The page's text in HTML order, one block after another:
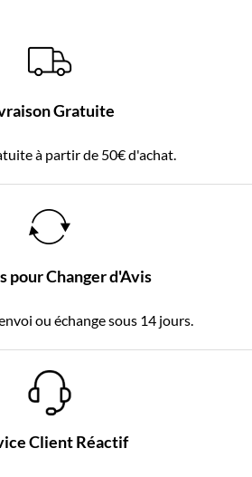
Gratuite
à partir de 50€ d'achat.
pour Changer d'Avis
ou échange sous 14 jours.
Client Réactif